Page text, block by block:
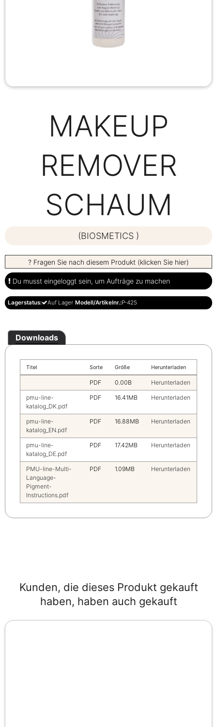
MAKEUP
REMOVER
SCHAUM
(BIOSMETICS )
? Fragen Sie nach diesem Produkt (klicken Sie hier)
Du musst eingeloggt sein, um Aufträge zu machen
Lagerstatus: Auf Lager Modell/Artikelnr.:P-425
Downloads
Titel Sorte Größe Herunterladen
PDF 0.00B Herunterladen
pmu-line-
katalog_DK.pdf
PDF 16.41MB Herunterladen
pmu-line-
katalog_EN.pdf
PDF 16.88MB Herunterladen
pmu-line-
katalog_DE.pdf
PDF 17.42MB Herunterladen
PMU-line-Multi-
Language-
Pigment-
Instructions.pdf
PDF 1.09MB Herunterladen
Kunden, die dieses Produkt gekauft
haben, haben auch gekauft